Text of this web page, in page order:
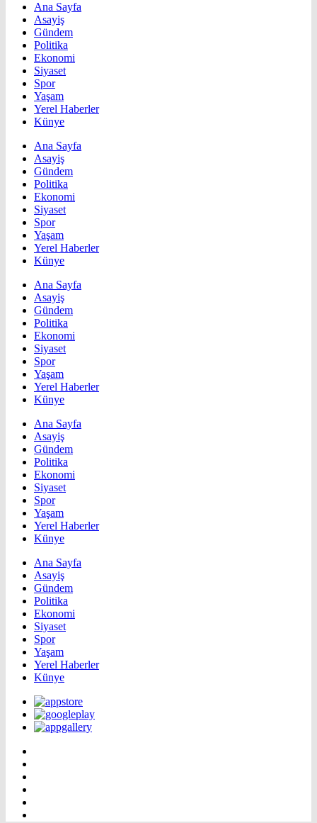
Ana Sayfa
Asayiş
Gündem
Politika
Ekonomi
Siyaset
Spor
Yaşam
Yerel Haberler
Künye
Ana Sayfa
Asayiş
Gündem
Politika
Ekonomi
Siyaset
Spor
Yaşam
Yerel Haberler
Künye
Ana Sayfa
Asayiş
Gündem
Politika
Ekonomi
Siyaset
Spor
Yaşam
Yerel Haberler
Künye
Ana Sayfa
Asayiş
Gündem
Politika
Ekonomi
Siyaset
Spor
Yaşam
Yerel Haberler
Künye
Ana Sayfa
Asayiş
Gündem
Politika
Ekonomi
Siyaset
Spor
Yaşam
Yerel Haberler
Künye